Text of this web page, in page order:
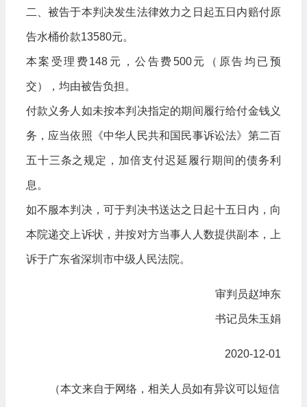
二、被告于本判决发生法律效力之日起五日内赔付原
告水桶价款13580元。
本案受理费148元，公告费500元（原告均已预
交），均由被告负担。
付款义务人如未按本判决指定的期间履行给付金钱义
务，应当依照《中华人民共和国民事诉讼法》第二百
五十三条之规定，加倍支付迟延履行期间的债务利
息。
如不服本判决，可于判决书送达之日起十五日内，向
本院递交上诉状，并按对方当事人人数提供副本，上
诉于广东省深圳市中级人民法院。
审判员赵坤东
书记员朱玉娟
2020-12-01
（本文来自于网络，相关人员如有异议可以短信